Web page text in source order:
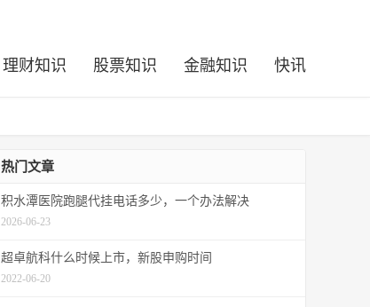
理财知识 股票知识 金融知识 快讯
热门文章
积水潭医院跑腿代挂电话多少，一个办法解决
2026-06-23
超卓航科什么时候上市，新股申购时间
2022-06-20